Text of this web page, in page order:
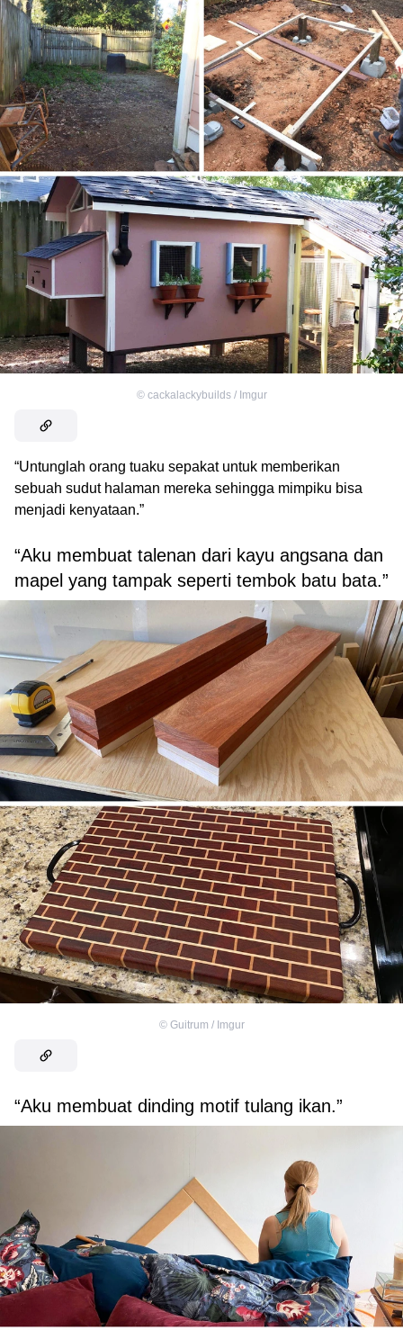
© cackalackybuilds / Imgur
“Untunglah orang tuaku sepakat untuk memberikan
sebuah sudut halaman mereka sehingga mimpiku bisa
menjadi kenyataan.”
“Aku membuat talenan dari kayu angsana dan
mapel yang tampak seperti tembok batu bata.”
© Guitrum / Imgur
“Aku membuat dinding motif tulang ikan.”